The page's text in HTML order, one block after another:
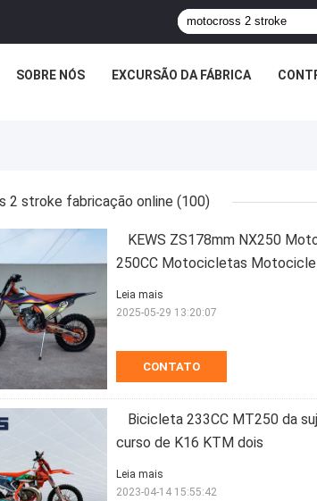
SOBRE NÓS EXCURSÃO DA FÁBRICA
2 stroke fabricação online (100)
KEWS ZS178mm NX250
250CC Motocicletas
CONTATO
Leia mais
2025-05-29 13:20:07
Bicicleta 233CC MT250 da
curso de K16 KTM dois
Leia mais
2023-04-14 15:55:42